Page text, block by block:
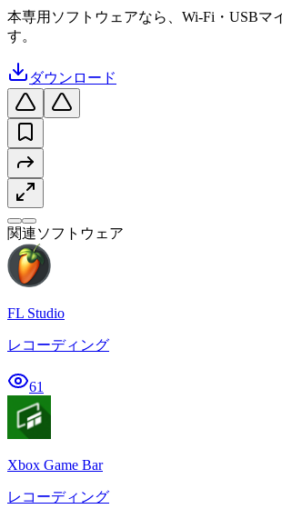
本専用ソフトウェアなら、Wi-Fi・USB
す。
ダウンロード
関連ソフトウェア
FL Studio
レコーディング
61
Xbox Game Bar
レコーディング